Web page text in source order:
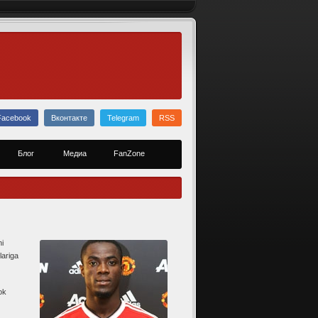
Вконтакте Telegram RSS
Блог Медиа FanZone